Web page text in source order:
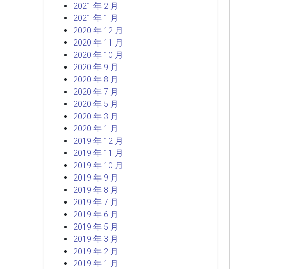
2021 年 2 月
2021 年 1 月
2020 年 12 月
2020 年 11 月
2020 年 10 月
2020 年 9 月
2020 年 8 月
2020 年 7 月
2020 年 5 月
2020 年 3 月
2020 年 1 月
2019 年 12 月
2019 年 11 月
2019 年 10 月
2019 年 9 月
2019 年 8 月
2019 年 7 月
2019 年 6 月
2019 年 5 月
2019 年 3 月
2019 年 2 月
2019 年 1 月